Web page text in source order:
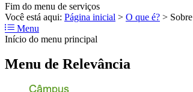
Fim do menu de serviços
Você está aqui: Página inicial > O que é? > Sobre
Menu
Início do menu principal
Menu de Relevância